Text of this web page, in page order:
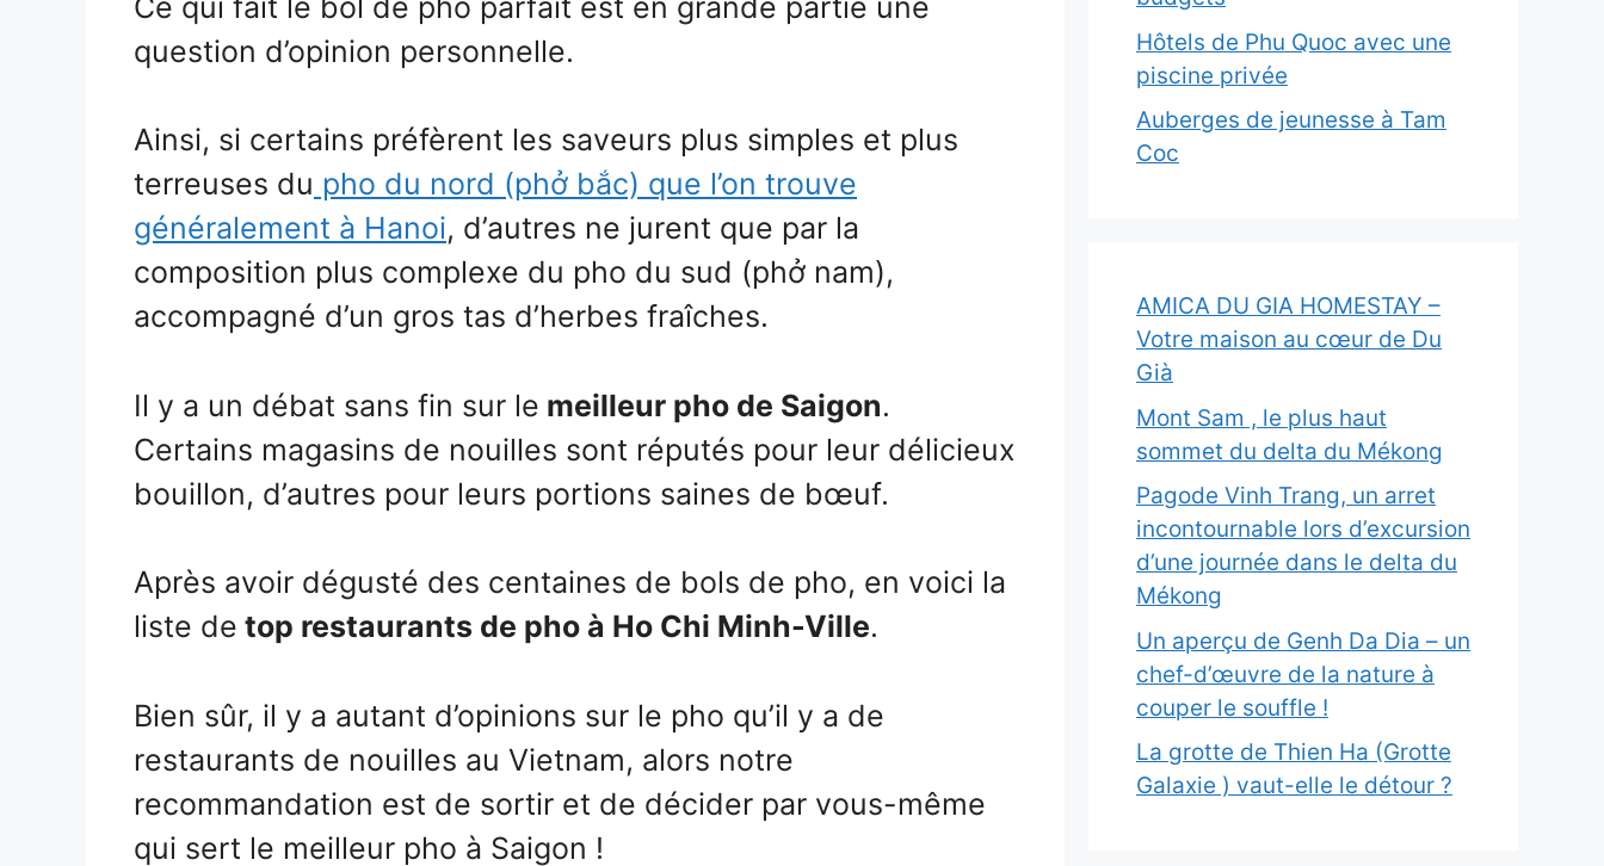
question d’opinion personnelle.
Ainsi, si certains préfèrent les saveurs plus simples et plus
terreuses du pho du nord (phở bắc) que l’on trouve
généralement à Hanoi, d’autres ne jurent que par la
composition plus complexe du pho du sud (phở nam),
accompagné d’un gros tas d’herbes fraîches.
Il y a un débat sans fin sur le meilleur pho de Saigon.
Certains magasins de nouilles sont réputés pour leur délicieux
bouillon, d’autres pour leurs portions saines de bœuf.
Après avoir dégusté des centaines de bols de pho, en voici la
liste de top restaurants de pho à Ho Chi Minh-Ville.
Bien sûr, il y a autant d’opinions sur le pho qu’il y a de
restaurants de nouilles au Vietnam, alors notre
recommandation est de sortir et de décider par vous-même
qui sert le meilleur pho à Saigon !
Hôtels de Phu Quoc avec une
piscine privée
Auberges de jeunesse à Tam
Coc
AMICA DU GIA HOMESTAY –
Votre maison au cœur de Du
Già
Mont Sam , le plus haut
sommet du delta du Mékong
Pagode Vinh Trang, un arret
incontournable lors d’excursion
d’une journée dans le delta du
Mékong
Un aperçu de Genh Da Dia – un
chef-d’œuvre de la nature à
couper le souffle !
La grotte de Thien Ha (Grotte
Galaxie ) vaut-elle le détour ?